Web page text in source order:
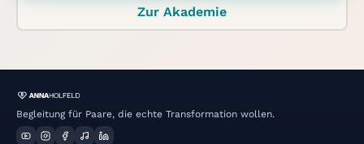
Zur Akademie
Begleitung für Paare, die echte Transformation wollen.